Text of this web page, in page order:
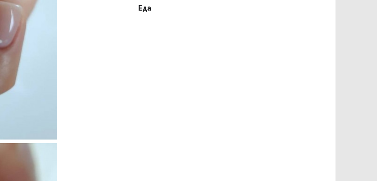
Еда